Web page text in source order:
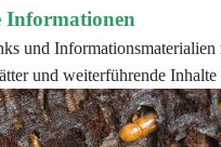
Informationen
und
und weiterführende Inhalte